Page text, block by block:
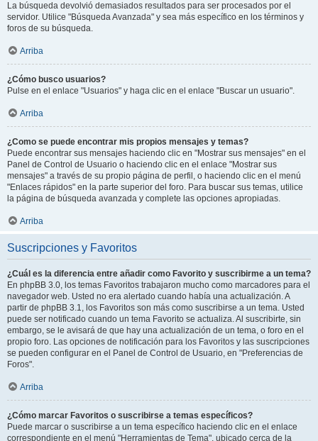
La búsqueda devolvió demasiados resultados para ser procesados por el
servidor. Utilice "Búsqueda Avanzada" y sea más específico en los términos y
foros de su búsqueda.
Arriba
¿Cómo busco usuarios?
Pulse en el enlace "Usuarios" y haga clic en el enlace "Buscar un usuario".
Arriba
¿Como se puede encontrar mis propios mensajes y temas?
Puede encontrar sus mensajes haciendo clic en "Mostrar sus mensajes" en el
Panel de Control de Usuario o haciendo clic en el enlace "Mostrar sus
mensajes" a través de su propio página de perfil, o haciendo clic en el menú
"Enlaces rápidos" en la parte superior del foro. Para buscar sus temas, utilice
la página de búsqueda avanzada y complete las opciones apropiadas.
Arriba
Suscripciones y Favoritos
¿Cuál es la diferencia entre añadir como Favorito y suscribirme a un tema?
En phpBB 3.0, los temas Favoritos trabajaron mucho como marcadores para el
navegador web. Usted no era alertado cuando había una actualización. A
partir de phpBB 3.1, los Favoritos son más como suscribirse a un tema. Usted
puede ser notificado cuando un tema Favorito se actualiza. Al suscribirte, sin
embargo, se le avisará de que hay una actualización de un tema, o foro en el
propio foro. Las opciones de notificación para los Favoritos y las suscripciones
se pueden configurar en el Panel de Control de Usuario, en "Preferencias de
Foros".
Arriba
¿Cómo marcar Favoritos o suscribirse a temas específicos?
Puede marcar o suscribirse a un tema específico haciendo clic en el enlace
correspondiente en el menú "Herramientas de Tema", ubicado cerca de la